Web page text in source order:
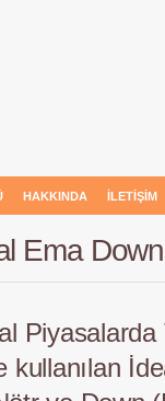
HAKKINDA İLETIŞIM
Ema Down
Piyasalarda
kullanılan